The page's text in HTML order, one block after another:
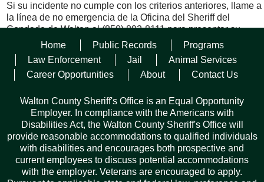
Si su incidente no cumple con los criterios anteriores, llame a
la línea de no emergencia de la Oficina del Sheriff del
Condado de Walton al (850) 892-8111 para presentar su
Para comenzar a presentar un reporte en línea, haga clic en
“Seleccionar incidente”.
Al marcar esta casilla, confirmo que las declaraciones
anteriores son verdaderas a el major de mis conocimientos y
que entiendo que es un delito hacer un reporte policial falso
o fraudulento de conformidad con el Estatuto del Estado de
Florida 837.05.
Seleccionar incidente
Home Public Records
Programs
Law Enforcement
Jail
Animal Services
Career Opportunities
About Contact Us
Walton County Sheriff's Office is an Equal Opportunity
Employer. In compliance with the Americans with
Disabilities Act, the Walton County Sheriff's Office will
provide reasonable accommodations to qualified individuals
with disabilities and encourages both prospective and
current employees to discuss potential accommodations
with the employer. Veterans are encouraged to apply.